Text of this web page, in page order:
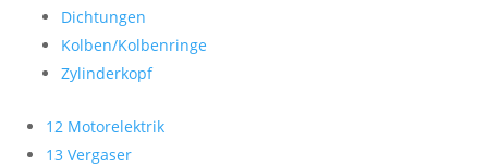
Dichtungen
Kolben/Kolbenringe
Zylinderkopf
12 Motorelektrik
13 Vergaser